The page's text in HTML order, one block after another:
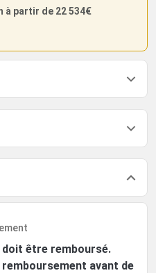
à partir de 22 534€
être remboursé.
avant de